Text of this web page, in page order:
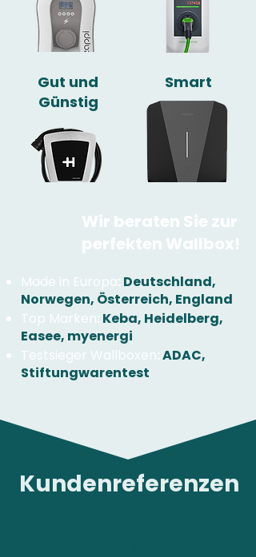
Gut und
Günstig
Smart
Wir beraten Sie zur
perfekten Wallbox!
Made in Europa: Deutschland,
Norwegen, Österreich, England
Top Marken: Keba, Heidelberg,
Easee, myenergi
Testsieger Wallboxen:ADAC,
Stiftungwarentest
Kundenreferenzen